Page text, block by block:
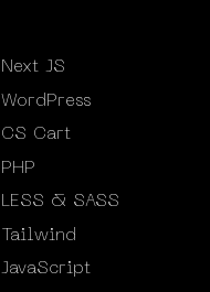
Next JS
WordPress
CS Cart
PHP
LESS & SASS
Tailwind
JavaScript